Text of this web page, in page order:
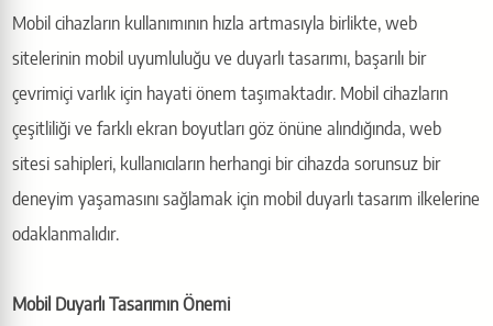
Mobil cihazların kullanımının hızla artmasıyla birlikte, web
sitelerinin mobil uyumluluğu ve duyarlı tasarımı, başarılı bir
çevrimiçi varlık için hayati önem taşımaktadır. Mobil cihazların
çeşitliliği ve farklı ekran boyutları göz önüne alındığında, web
sitesi sahipleri, kullanıcıların herhangi bir cihazda sorunsuz bir
deneyim yaşamasını sağlamak için mobil duyarlı tasarım ilkelerine
odaklanmalıdır.
Mobil Duyarlı Tasarımın Önemi